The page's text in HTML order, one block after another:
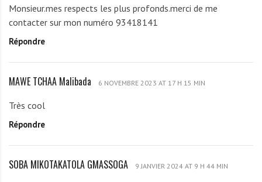
D
O
R
H
a
r
Monsieur.mes respects les plus profonds.merci de me
contacter sur mon numéro 93418141
Répondre
M
W
E
H
MAWE TCHAA Malibada 6 NOVEMBRE 2023 AT 17 H 15 MIN
Très cool
Répondre
S
SOBA MIKOTAKATOLA GMASSOGA 9 JANVIER 2024 AT 9 H 44 MIN